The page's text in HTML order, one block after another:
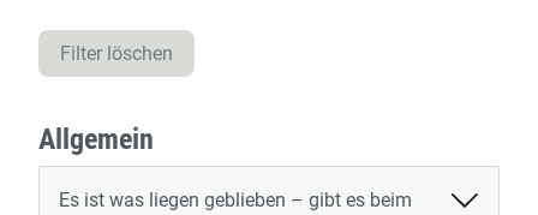
Filter löschen
Allgemein
Es ist was liegen geblieben – gibt es beim